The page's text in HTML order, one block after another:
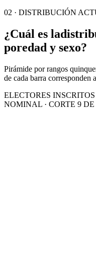
02 · DISTRIBUCIÓN
¿Cuál es la
poredad y sexo?
Pirámide por rangos
de cada barra corresponden
ELECTORES
NOMINAL · CORTE 9